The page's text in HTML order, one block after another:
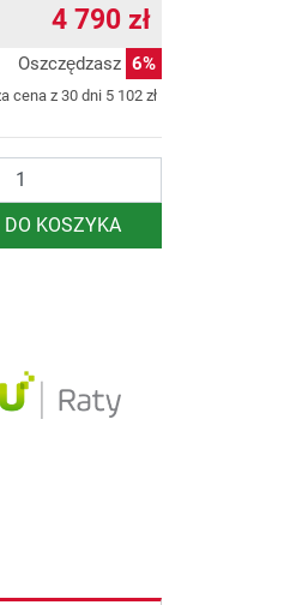
4 790 zł
Oszczędzasz 6%
cena z 30 dni 5 102 zł
KOSZYKA